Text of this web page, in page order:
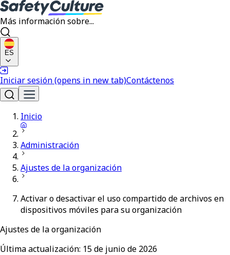
Más información sobre...
ES
Iniciar sesión(opens in new tab)Contáctenos
Inicio
Administración
Ajustes de la organización
Activar o desactivar el uso compartido de archivos en
dispositivos móviles para su organización
Ajustes de la organización
Última actualización: 15 de junio de 2026